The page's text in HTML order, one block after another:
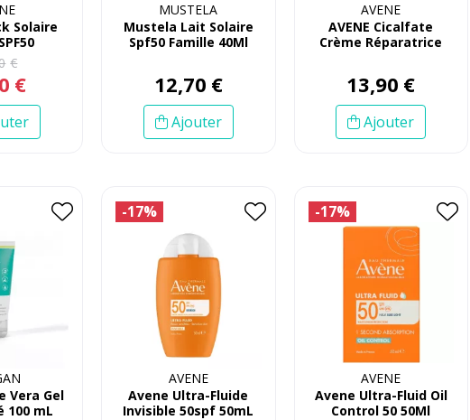
Solaire
€
€
MUSTELA
Mustela Lait Solaire
Spf50 Famille 40Ml
12,70 €
Ajouter
AVENE
AVENE Cicalfate
Crème Réparatrice
13,90 €
Ajouter
Vera Gel
100 mL
-17%
AVENE
Avene Ultra-Fluide
Invisible 50spf 50mL
-17%
AVENE
Avene Ultra-Fluid Oil
Control 50 50Ml